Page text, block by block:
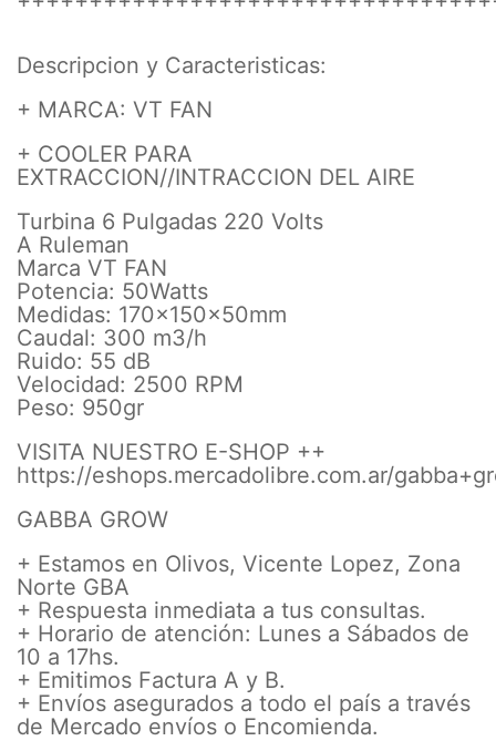
Descripcion y Caracteristicas:
+ MARCA: VT FAN
+ COOLER PARA
EXTRACCION//INTRACCION DEL AIRE
Turbina 6 Pulgadas 220 Volts
A Ruleman
Marca VT FAN
Potencia: 50Watts
Medidas: 170x150x50mm
Caudal: 300 m3/h
Ruido: 55 dB
Velocidad: 2500 RPM
Peso: 950gr
VISITA NUESTRO E-SHOP ++
https://eshops.mercadolibre.com.ar/
GABBA GROW
+ Estamos en Olivos, Vicente Lopez, Zona
Norte GBA
+ Respuesta inmediata a tus consultas.
+ Horario de atención: Lunes a Sábados de
10 a 17hs.
+ Emitimos Factura A y B.
+ Envíos asegurados a todo el país a través
de Mercado envíos o Encomienda.